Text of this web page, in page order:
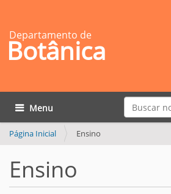
Departamento de
Botânica
Busca
Busca
Toggle navigation
Página Inicial Ensino
Ensino